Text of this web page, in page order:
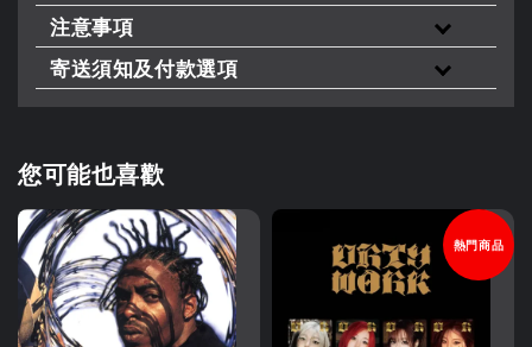
注意事項
寄送須知及付款選項
您可能也喜歡
熱門商品